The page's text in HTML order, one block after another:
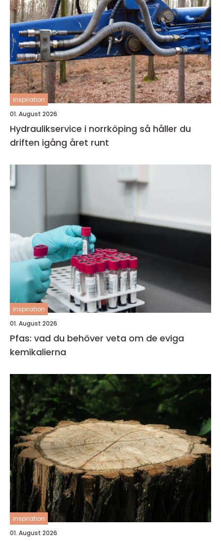
inspiration
01. August 2026
Hydraulikservice i norrköping så håller du
driften igång året runt
inspiration
01. August 2026
Pfas: vad du behöver veta om de eviga
kemikalierna
inspiration
01. August 2026